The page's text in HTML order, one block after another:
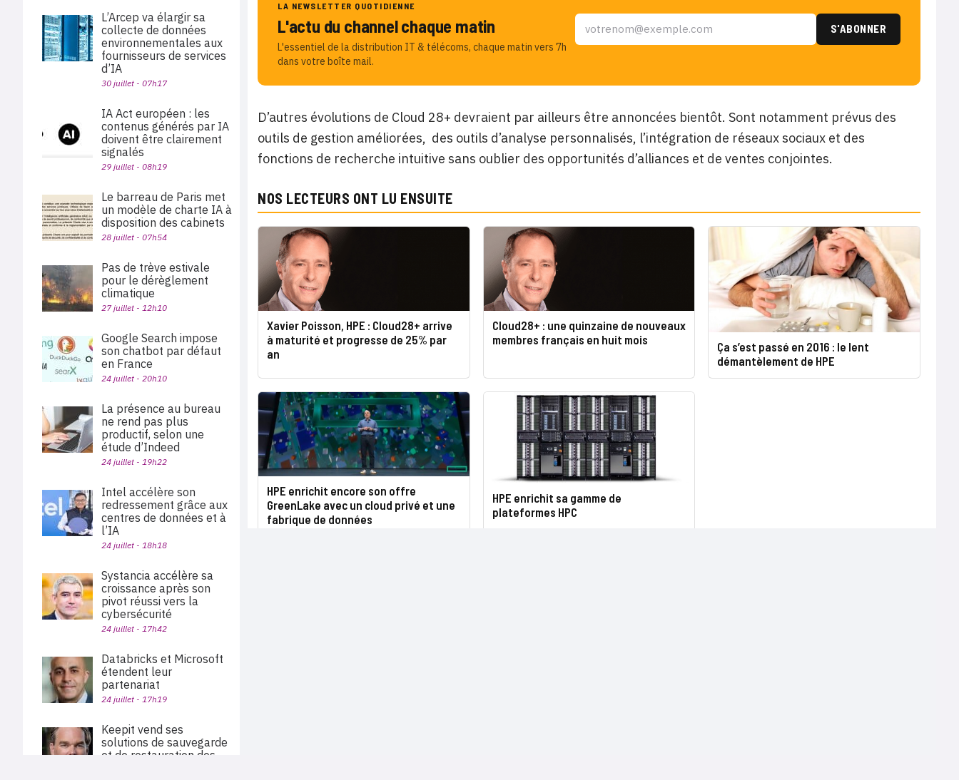
LA NEWSLETTER QUOTIDIENNE
L'actu du channel chaque matin
L'essentiel de la distribution IT & télécoms, chaque matin vers 7h
dans votre boîte mail.
D’autres évolutions de Cloud 28+ devraient par ailleurs être annoncées bientôt. Sont notamment prévus des
outils de gestion améliorées, des outils d’analyse personnalisés, l’intégration de réseaux sociaux et des
fonctions de recherche intuitive sans oublier des opportunités d’alliances et de ventes conjointes.
NOS LECTEURS ONT LU ENSUITE
Xavier Poisson, HPE : Cloud28+ arrive
à maturité et progresse de 25% par
an
Cloud28+ : une quinzaine de nouveaux
membres français en huit mois
Ça s’est passé en 2016 : le lent
démantèlement de HPE
HPE enrichit encore son offre
GreenLake avec un cloud privé et une
fabrique de données
HPE enrichit sa gamme de
plateformes HPC
L’Arcep va élargir sa
collecte de données
environnementales aux
fournisseurs de services
d’IA
30 juillet - 07h17
IA Act européen : les
contenus générés par IA
doivent être clairement
signalés
29 juillet - 08h19
Le barreau de Paris met
un modèle de charte IA à
disposition des cabinets
28 juillet - 07h54
Pas de trève estivale
pour le dérèglement
climatique
27 juillet - 12h10
Google Search impose
son chatbot par défaut
en France
24 juillet - 20h10
La présence au bureau
ne rend pas plus
productif, selon une
étude d’Indeed
24 juillet - 19h22
Intel accélère son
redressement grâce aux
centres de données et à
l’IA
24 juillet - 18h18
Systancia accélère sa
croissance après son
pivot réussi vers la
cybersécurité
24 juillet - 17h42
Databricks et Microsoft
étendent leur
partenariat
24 juillet - 17h19
Keepit vend ses
solutions de sauvegarde
et de restauration des